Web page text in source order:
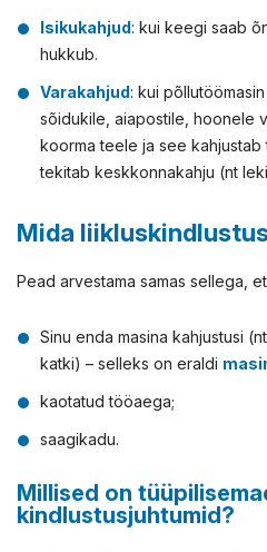
Isikukahjud: kui keegi saab
hukkub.
Varakahjud: kui
sõidukile, aiapostile, hoonele
koorma teele ja see
tekitab keskkonnakahju (nt
Mida
Pead arvestama samas sellega,
Sinu enda masina kahjustusi
katki) – selleks on eraldi
kaotatud tööaega;
saagikadu.
Millised on
kindlustusjuhtumid?